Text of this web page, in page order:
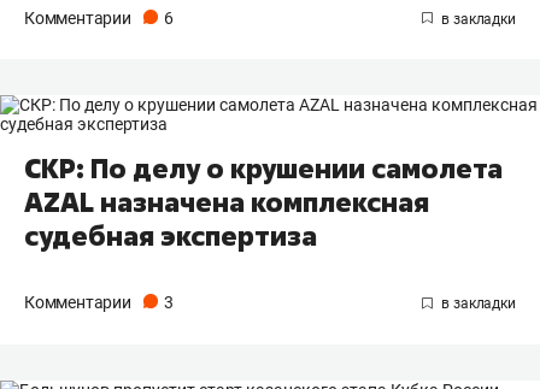
Комментарии 6
СКР: По делу о крушении самолета
AZAL назначена комплексная
судебная экспертиза
Комментарии 3